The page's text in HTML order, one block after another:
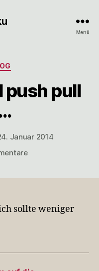
Menü
push pull
Januar 2014
zu
pull
sollte weniger